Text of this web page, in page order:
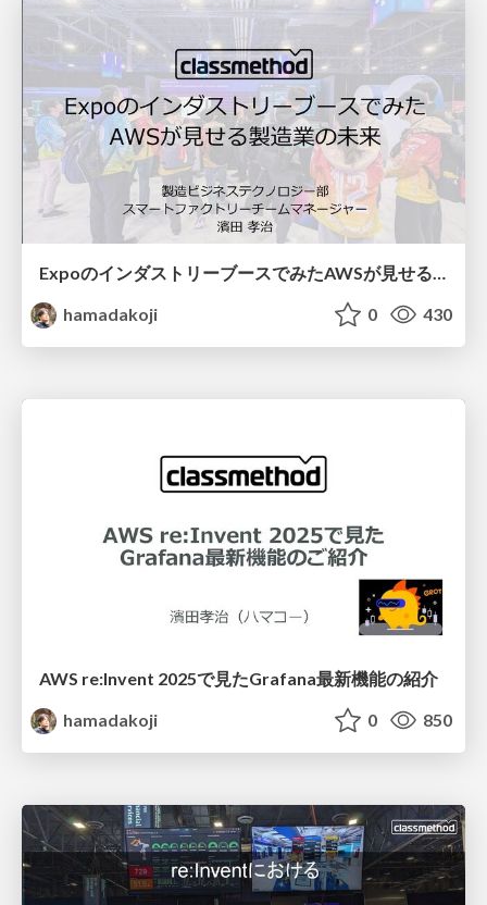
ExpoのインダストリーブースでみたAWSが見せる製造業の未来
hamadakoji
0 430
AWS re:Invent 2025で見たGrafana最新機能の紹介
hamadakoji
0 850